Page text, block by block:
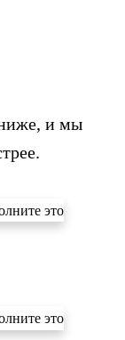
и мы
это
это